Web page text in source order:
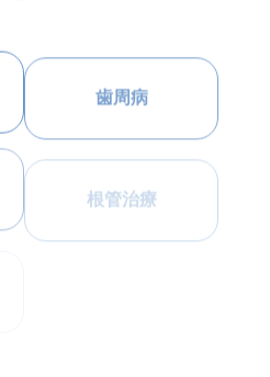
根管治療